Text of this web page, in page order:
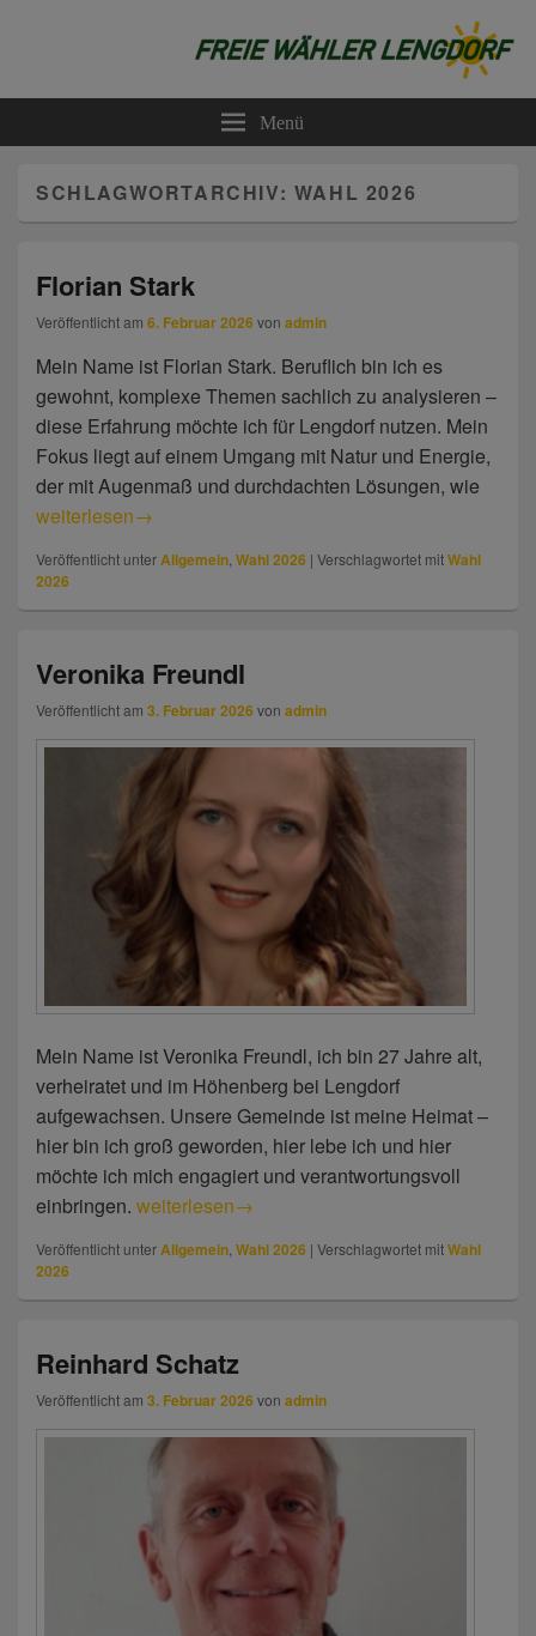
Freie Wähler Lengdorf
Menü
SCHLAGWORTARCHIV: WAHL 2026
Florian Stark
Veröffentlicht am 6. Februar 2026 von admin
Mein Name ist Florian Stark. Beruflich bin ich es
gewohnt, komplexe Themen sachlich zu analysieren –
diese Erfahrung möchte ich für Lengdorf nutzen. Mein
Fokus liegt auf einem Umgang mit Natur und Energie,
der mit Augenmaß und durchdachten Lösungen, wie
Florian Stark
weiterlesen→
Veröffentlicht unterAllgemein Wahl 2026 | Verschlagwortet mitWahl
2026
Veronika Freundl
Veröffentlicht am 3. Februar 2026 von admin
Mein Name ist Veronika Freundl, ich bin 27 Jahre alt,
verheiratet und im Höhenberg bei Lengdorf
aufgewachsen. Unsere Gemeinde ist meine Heimat –
hier bin ich groß geworden, hier lebe ich und hier
möchte ich mich engagiert und verantwortungsvoll
einbringen. Veronika Freundl
weiterlesen→
Veröffentlicht unter Allgemein Wahl 2026 | Verschlagwortet mitWahl
2026
Reinhard Schatz
Veröffentlicht am 3. Februar 2026 von admin